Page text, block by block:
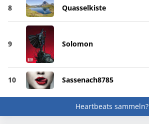
8 Quasselkiste
9 Solomon
10 Sassenach8785
Heartbeats sammeln?